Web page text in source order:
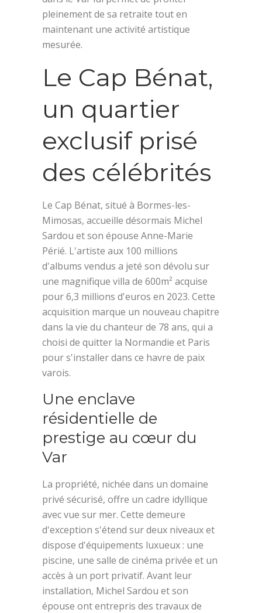
pleinement de sa retraite tout en
maintenant une activité artistique
mesurée.
Le Cap Bénat,
un quartier
exclusif prisé
des célébrités
Le Cap Bénat, situé à Bormes-les-
Mimosas, accueille désormais Michel
Sardou et son épouse Anne-Marie
Périé. L'artiste aux 100 millions
d'albums vendus a jeté son dévolu sur
une magnifique villa de 600m² acquise
pour 6,3 millions d'euros en 2023. Cette
acquisition marque un nouveau chapitre
dans la vie du chanteur de 78 ans, qui a
choisi de quitter la Normandie et Paris
pour s'installer dans ce havre de paix
varois.
Une enclave
résidentielle de
prestige au cœur du
Var
La propriété, nichée dans un domaine
privé sécurisé, offre un cadre idyllique
avec vue sur mer. Cette demeure
d'exception s'étend sur deux niveaux et
dispose d'équipements luxueux : une
piscine, une salle de cinéma privée et un
accès à un port privatif. Avant leur
installation, Michel Sardou et son
épouse ont entrepris des travaux de